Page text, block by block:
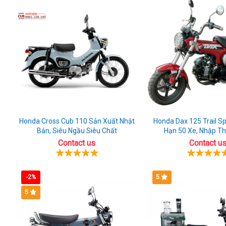
Honda Cross Cub 110 Sản Xuất Nhật
Bản, Siêu Ngầu Siêu Chất
Contact us
Honda Dax 125 Trail
Hạn 50 Xe, Nhập
Contact us
-2%
5
5